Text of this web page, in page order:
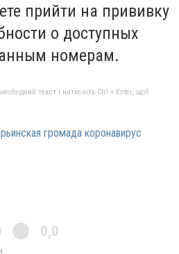
прийти на прививку
о доступных
номерам.
текст і натисніть Ctrl + Enter, щоб
громада коронавирус
0,0